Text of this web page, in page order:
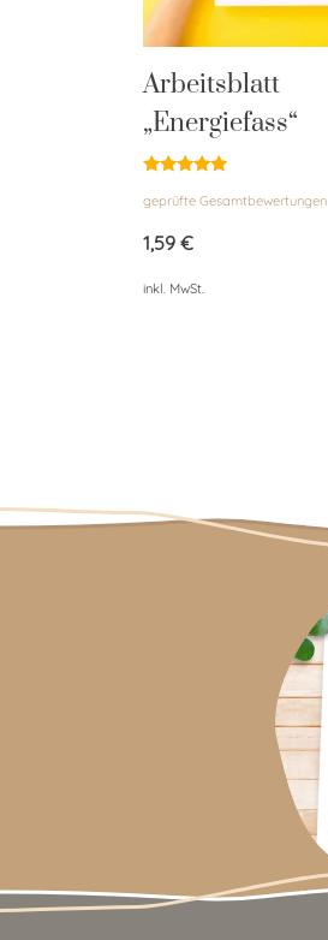
Arbeitsblatt
„Energiefass“
mit
von 5
geprüfte Gesamtbewertungen
1,59 €
inkl. MwSt.